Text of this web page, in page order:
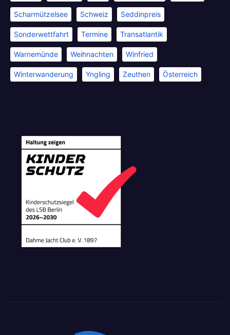
Scharmützelsee Schweiz Seddinpreis
Sonderwettfahrt Termine Transatlantik
Warnemünde Weihnachten Winfried
Winterwanderung Yngling Zeuthen Österreich